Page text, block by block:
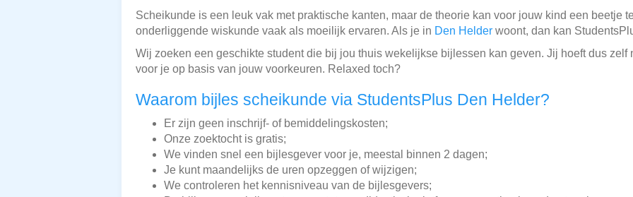
Scheikunde is een leuk vak met praktische kanten, maar de theorie kan voor jouw kind een beetje
onderliggende wiskunde vaak als moeilijk ervaren. Als je in Den Helder woont, dan kan
Wij zoeken een geschikte student die bij jou thuis wekelijkse bijlessen kan geven. Jij hoeft dus zelf
voor je op basis van jouw voorkeuren. Relaxed toch?
Waarom bijles scheikunde via StudentsPlus Den Helder?
Er zijn geen inschrijf- of bemiddelingskosten;
Onze zoektocht is gratis;
We vinden snel een bijlesgever voor je, meestal binnen 2 dagen;
Je kunt maandelijks de uren opzeggen of wijzigen;
We controleren het kennisniveau van de bijlesgevers;